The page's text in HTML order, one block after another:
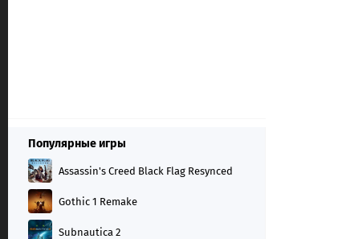
Популярные игры
Assassin's Creed Black Flag Resynced
Gothic 1 Remake
Subnautica 2